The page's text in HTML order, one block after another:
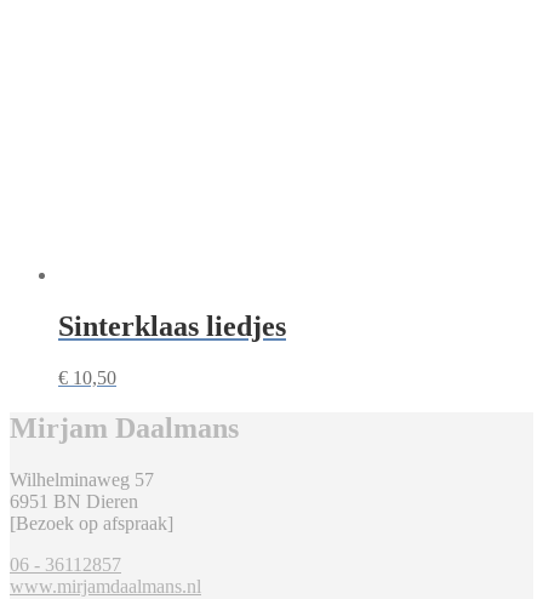
Sinterklaas liedjes
€ 10,50
Mirjam Daalmans
Wilhelminaweg 57
6951 BN Dieren
[Bezoek op afspraak]
06 - 36112857
www.mirjamdaalmans.nl